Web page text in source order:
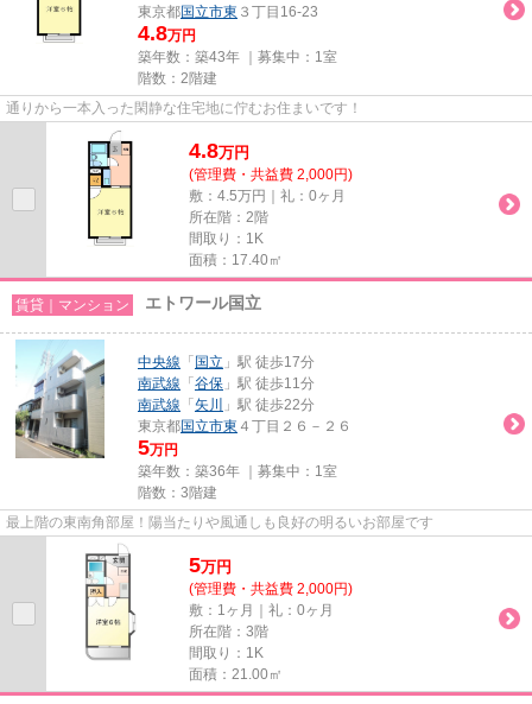
東京都国立市東 ３丁目16-23
4.8万円
築年数：築43年 ｜募集中： 1室
階数：2階建
通りから一本入った閑静な住宅地に佇むお住まいです！
4.8万円
(管理費・共益費 2,000円)
敷：4.5万円｜礼：0ヶ月
所在階：2階
間取り：1K
面積：17.40㎡
賃貸｜マンション エトワール国立
中央線 「 国立 」駅 徒歩17分
南武線 「 谷保 」駅 徒歩11分
南武線 「 矢川
」駅 徒歩22分
東京都国立市東 ４丁目２６－２６
5万円
築年数：築36年 ｜募集中： 1室
階数：3階建
最上階の東南角部屋！陽当たりや風通しも良好の明るいお部屋です
5万円
(管理費・共益費 2,000円)
敷：1ヶ月｜礼：0ヶ月
所在階：3階
間取り：1K
面積：21.00㎡